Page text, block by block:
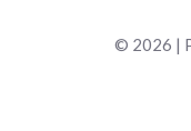
© 2026 |